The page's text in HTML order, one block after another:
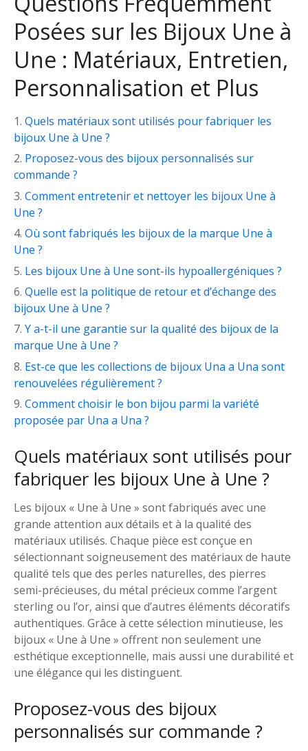
Posées sur les Bijoux Une à
Une : Matériaux, Entretien,
Personnalisation et Plus
Quels matériaux sont utilisés pour fabriquer les
bijoux Une à Une ?
Proposez-vous des bijoux personnalisés sur
commande ?
Comment entretenir et nettoyer les bijoux Une à
Une ?
Où sont fabriqués les bijoux de la marque Une à
Une ?
Les bijoux Une à Une sont-ils hypoallergéniques ?
Quelle est la politique de retour et d’échange des
bijoux Une à Une ?
Y a-t-il une garantie sur la qualité des bijoux de la
marque Une à Une ?
Est-ce que les collections de bijoux Una a Una sont
renouvelées régulièrement ?
Comment choisir le bon bijou parmi la variété
proposée par Una a Una ?
Quels matériaux sont utilisés pour
fabriquer les bijoux Une à Une ?
Les bijoux « Une à Une » sont fabriqués avec une
grande attention aux détails et à la qualité des
matériaux utilisés. Chaque pièce est conçue en
sélectionnant soigneusement des matériaux de haute
qualité tels que des perles naturelles, des pierres
semi-précieuses, du métal précieux comme l’argent
sterling ou l’or, ainsi que d’autres éléments décoratifs
authentiques. Grâce à cette sélection minutieuse, les
bijoux « Une à Une » offrent non seulement une
esthétique exceptionnelle, mais aussi une durabilité et
une élégance qui les distinguent.
Proposez-vous des bijoux
personnalisés sur commande ?